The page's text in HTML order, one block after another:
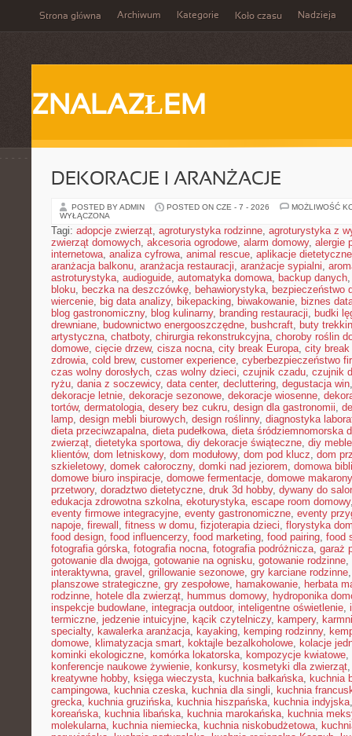
Strona główna Archiwum Kategorie Koło czasu Nadzieja
ZNALAZŁEM
DEKORACJE I ARANŻACJE
POSTED BY ADMIN POSTED ON CZE - 7 - 2026
MOŻLIWOŚĆ
WYŁĄCZONA
Tagi: adopcje zwierząt, agroturystyka rodzinne, agroturystyka z
zwierząt domowych, akcesoria ogrodowe, alarm domowy, alergie
internetowa, analiza cyfrowa, animal rescue, aplikacje dietetyczne
aranżacja balkonu, aranżacja restauracji, aranżacje sypialni,
astroturystyka, audioguide, automatyka domowa, backup danych
bloku, beczka na deszczówkę, behawiorystyka, bezpieczeństwo
wiercenie, big data analizy, bikepacking, biwakowanie, biznes
blog gastronomiczny, blog kulinarny, branding restauracji, budki
drewniane, budownictwo energooszczędne, bushcraft, buty
artystyczna, chatboty, chirurgia rekonstrukcyjna, choroby roślin
domowe, cięcie drzew, cisza nocna, city break Europa, city
zdrowia, cold brew, customer experience, cyberbezpieczeństwo
czas wolny dorosłych, czas wolny dzieci, czujnik czadu, czujnik
ryżu, dania z soczewicy, data center, decluttering, degustacja win
dekoracje letnie, dekoracje sezonowe, dekoracje wiosenne,
tortów, dermatologia, desery bez cukru, design dla gastronomii,
lamp, design mebli biurowych, design roślinny, diagnostyka
dieta przeciwzapalna, dieta pudełkowa, dieta śródziemnomorska
zwierząt, dietetyka sportowa, diy dekoracje świąteczne, diy
klientów, dom letniskowy, dom modułowy, dom pod klucz, dom
szkieletowy, domek całoroczny, domki nad jeziorem, domowa
domowe biuro inspiracje, domowe fermentacje, domowe makarony
przetwory, doradztwo dietetyczne, druk 3d hobby, dywany do
edukacja zdrowotna szkolna, ekoturystyka, escape room domowy
eventy firmowe integracyjne, eventy gastronomiczne, eventy
napoje, firewall , fitness w domu, fizjoterapia dzieci, florystyka
food design, food influencerzy, food marketing, food pairing, food
fotografia górska, fotografia nocna, fotografia podróżnicza, garaż
gotowanie dla dwojga, gotowanie na ognisku, gotowanie rodzinne,
interaktywna, gravel , grillowanie sezonowe, gry karciane rodzinne
planszowe strategiczne, gry zespołowe, hamakowanie, herbata
rodzinne, hotele dla zwierząt, hummus domowy, hydroponika
inspekcje budowlane, integracja outdoor, inteligentne oświetlenie,
termiczne, jedzenie intuicyjne, kącik czytelniczy, kampery,
specialty, kawalerka aranżacja, kayaking, kemping rodzinny,
domowe, klimatyzacja smart, koktajle bezalkoholowe, kolacje
kominki ekologiczne, komórka lokatorska, kompozycje kwiatowe,
konferencje naukowe żywienie, konkursy, kosmetyki dla zwierząt
kreatywne hobby, księga wieczysta, kuchnia bałkańska, kuchnia
campingowa, kuchnia czeska, kuchnia dla singli, kuchnia
grecka, kuchnia gruzińska, kuchnia hiszpańska, kuchnia indyjska
koreańska, kuchnia libańska, kuchnia marokańska, kuchnia
molekularna, kuchnia niemiecka, kuchnia niskobudżetowa,